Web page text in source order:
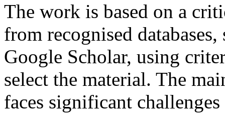
The work is based on a
from recognised
Google Scholar, using
select the material. The
faces significant